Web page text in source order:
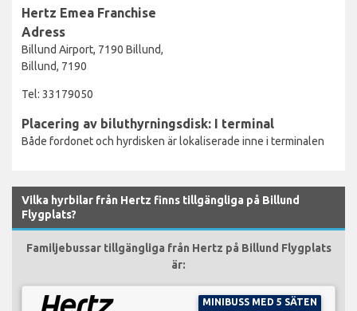
Hertz Emea Franchise
Adress
Billund Airport, 7190 Billund,
Billund, 7190
Tel: 33179050
Placering av biluthyrningsdisk: I terminal
Både fordonet och hyrdisken är lokaliserade inne i terminalen
Vilka hyrbilar från Hertz finns tillgängliga på Billund
Flygplats?
Familjebussar tillgängliga från Hertz på Billund Flygplats
är:
MINIBUSS MED 5 SÄTEN